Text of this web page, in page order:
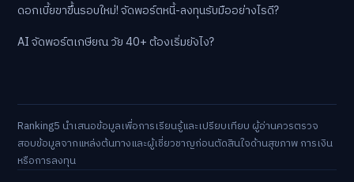
ดอกเบี้ยขาขึ้นรอบใหม่! จัดพอร์ตหนี้-ลงทุนรับมืออย่างไรดี?
AI จัดพอร์ตเกษียณ วัย 40+ ต้องเริ่มยังไง?
Ranking5 นำเสนอข้อมูลเพื่อการเรียนรู้และเปรียบเทียบ ผู้อ่านควรตรวจ
สอบข้อมูลจากแหล่งต้นทางและผู้เชี่ยวชาญก่อนตัดสินใจด้านสุขภาพ การเงิน
หรือการลงทุน